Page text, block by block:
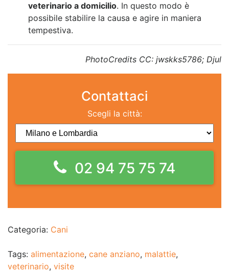
veterinario a domicilio. In questo modo è
possibile stabilire la causa e agire in maniera
tempestiva.
PhotoCredits CC: jwskks5786; Djul
Contattaci
Scegli la città:
02 94 75 75 74
Categoria: Cani
Tags: alimentazione, cane anziano, malattie,
veterinario, visite